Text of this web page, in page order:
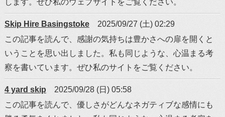
します。ぜひ私のウェブサイトをご覧ください。
Skip Hire Basingstoke
2025/09/27 (土) 02:29
この記事を読んで、感謝の気持ちは豊かさへの扉を開くと
いうことを思い出しました。私も同じような、心温まる考
察を書いています。ぜひ私のサイトをご覧ください。
4 yard skip
2025/09/28 (日) 05:58
この記事を読んで、優しさがどんなネガティブな感情にも